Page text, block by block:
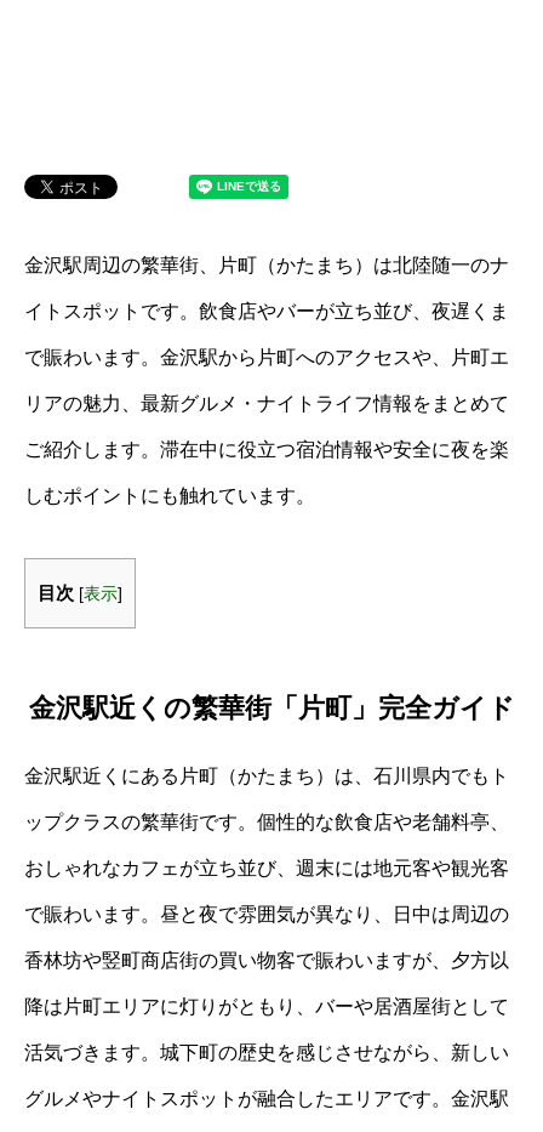
金沢駅周辺の繁華街、片町（かたまち）は北陸随一のナ
イトスポットです。飲食店やバーが立ち並び、夜遅くま
で賑わいます。金沢駅から片町へのアクセスや、片町エ
リアの魅力、最新グルメ・ナイトライフ情報をまとめて
ご紹介します。滞在中に役立つ宿泊情報や安全に夜を楽
しむポイントにも触れています。
目次 [表示]
金沢駅近くの繁華街「片町」完全ガイド
金沢駅近くにある片町（かたまち）は、石川県内でもト
ップクラスの繁華街です。個性的な飲食店や老舗料亭、
おしゃれなカフェが立ち並び、週末には地元客や観光客
で賑わいます。昼と夜で雰囲気が異なり、日中は周辺の
香林坊や竪町商店街の買い物客で賑わいますが、夕方以
降は片町エリアに灯りがともり、バーや居酒屋街として
活気づきます。城下町の歴史を感じさせながら、新しい
グルメやナイトスポットが融合したエリアです。金沢駅